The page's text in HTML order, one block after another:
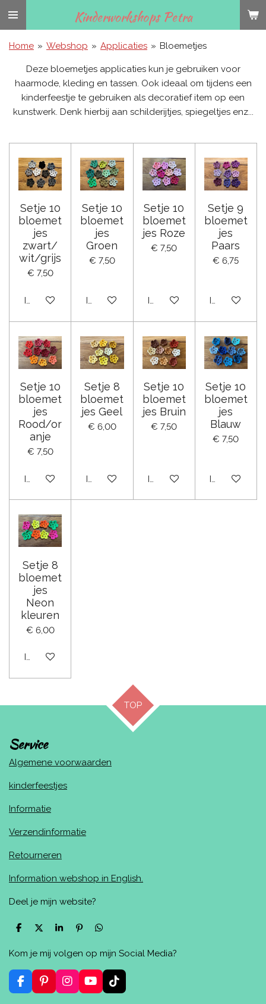
Ga
naar
hoofdinhoud
Kinderworkshops Petra
Home » Webshop » Applicaties » Bloemetjes
Deze bloemetjes applicaties kun je gebruiken voor
haarmode, kleding en tassen. Ook ideaal om tijdens een
kinderfeestje te gebruiken als decoratief item op een
kunstwerk. Denk hierbij aan schilderijtjes, spiegeltjes enz...
Setje 10
bloemet
jes
zwart/
wit/grijs
€ 7,50
In winkelwagen
Setje 10
bloemet
jes
Groen
€ 7,50
In winkelwagen
Setje 10
bloemet
jes Roze
€ 7,50
In winkelwagen
Setje 9
bloemet
jes
Paars
€ 6,75
In
Setje 10
bloemet
jes
Rood/or
anje
€ 7,50
In winkelwagen
Setje 8
bloemet
jes Geel
€ 6,00
In winkelwagen
Setje 10
bloemet
jes Bruin
€ 7,50
In winkelwagen
Setje 10
bloemet
jes
Blauw
€ 7,50
In
Setje 8
bloemet
jes
Neon
kleuren
€ 6,00
In winkelwagen
TOP
Service
Algemene voorwaarden
kinderfeestjes
Informatie
Verzendinformatie
Retourneren
Information webshop in English.
Deel je mijn website?
D
e
D
l
S
r
P
n
n
D
e
Kom je mij volgen op mijn Social Media?
F
a
P
i
I
n
Y
o
T
i